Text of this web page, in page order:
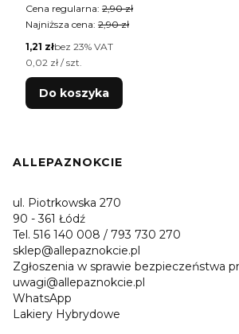
Cena regularna: 2,90 zł
Najniższa cena: 2,90 zł
Cena netto
1,21 złbez 23% VAT
Cena jednostkowa netto
0,02 zł / szt.
Do koszyka
Linki w stopce
ALLEPAZNOKCIE
ul. Piotrkowska 270
90 - 361 Łódź
Tel. 516 140 008 / 793 730 270
sklep@allepaznokcie.pl
Zgłoszenia w sprawie bezpieczeństwa
uwagi@allepaznokcie.pl
WhatsApp
Lakiery Hybrydowe